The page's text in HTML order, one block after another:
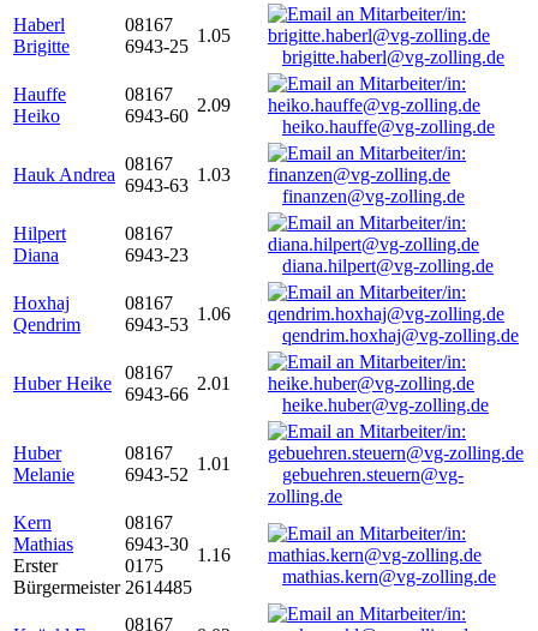
Haberl
Brigitte
08167
6943-25
1.05
brigitte.haberl@vg-zolling.de
Hauffe
Heiko
08167
6943-60
2.09
heiko.hauffe@vg-zolling.de
Hauk Andrea
08167
6943-63
1.03
finanzen@vg-zolling.de
Hilpert
Diana
08167
6943-23
diana.hilpert@vg-zolling.de
Hoxhaj
Qendrim
08167
6943-53
1.06
qendrim.hoxhaj@vg-zolling.de
Huber Heike
08167
6943-66
2.01
heike.huber@vg-zolling.de
Huber
Melanie
08167
6943-52
1.01
gebuehren.steuern@vg-
zolling.de
Kern
Mathias
Erster
Bürgermeister
08167
6943-30
0175
2614485
1.16
mathias.kern@vg-zolling.de
08167